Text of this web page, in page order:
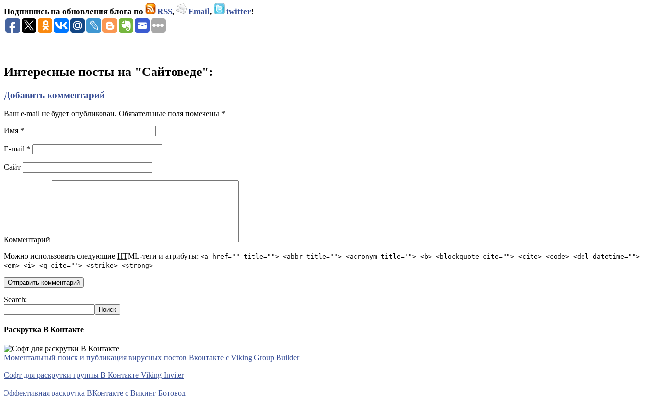
Подпишись на обновления блога по RSS, Email, twitter!
Интересные посты на "Сайтоведе":
Добавить комментарий
Ваш e-mail не будет опубликован. Обязательные поля помечены *
Имя *
E-mail *
Сайт
Комментарий
Можно использовать следующие HTML-теги и атрибуты: <a href="" title=""> <abbr title=""> <acronym title=""> <b> <blockquote cite=""> <cite> <code> <del datetime="">
<em> <i> <q cite=""> <strike> <strong>
Search:
Раскрутка В Контакте
Моментальный поиск и публикация вирусных постов Вконтакте с Viking Group Builder
Софт для раскрутки группы В Контакте Viking Inviter
Эффективная раскрутка ВКонтакте с Викинг Ботовод